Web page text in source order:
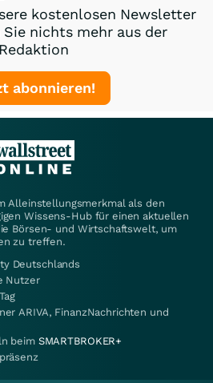
kostenlosen Newsletter
Sie nichts mehr aus der
Redaktion
abonnieren!
Alleinstellungsmerkmal als den
Wissens-Hub für einen aktuellen
Börsen- und Wirtschaftswelt, um
zu treffen.
Deutschlands
Nutzer
ARIVA, FinanzNachrichten und
beim SMARTBROKER+